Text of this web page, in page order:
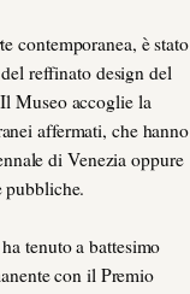
contemporanea, è stato
reffinato design del
Museo accoglie la
affermati, che hanno
di Venezia oppure
pubbliche.
tenuto a battesimo
con il Premio